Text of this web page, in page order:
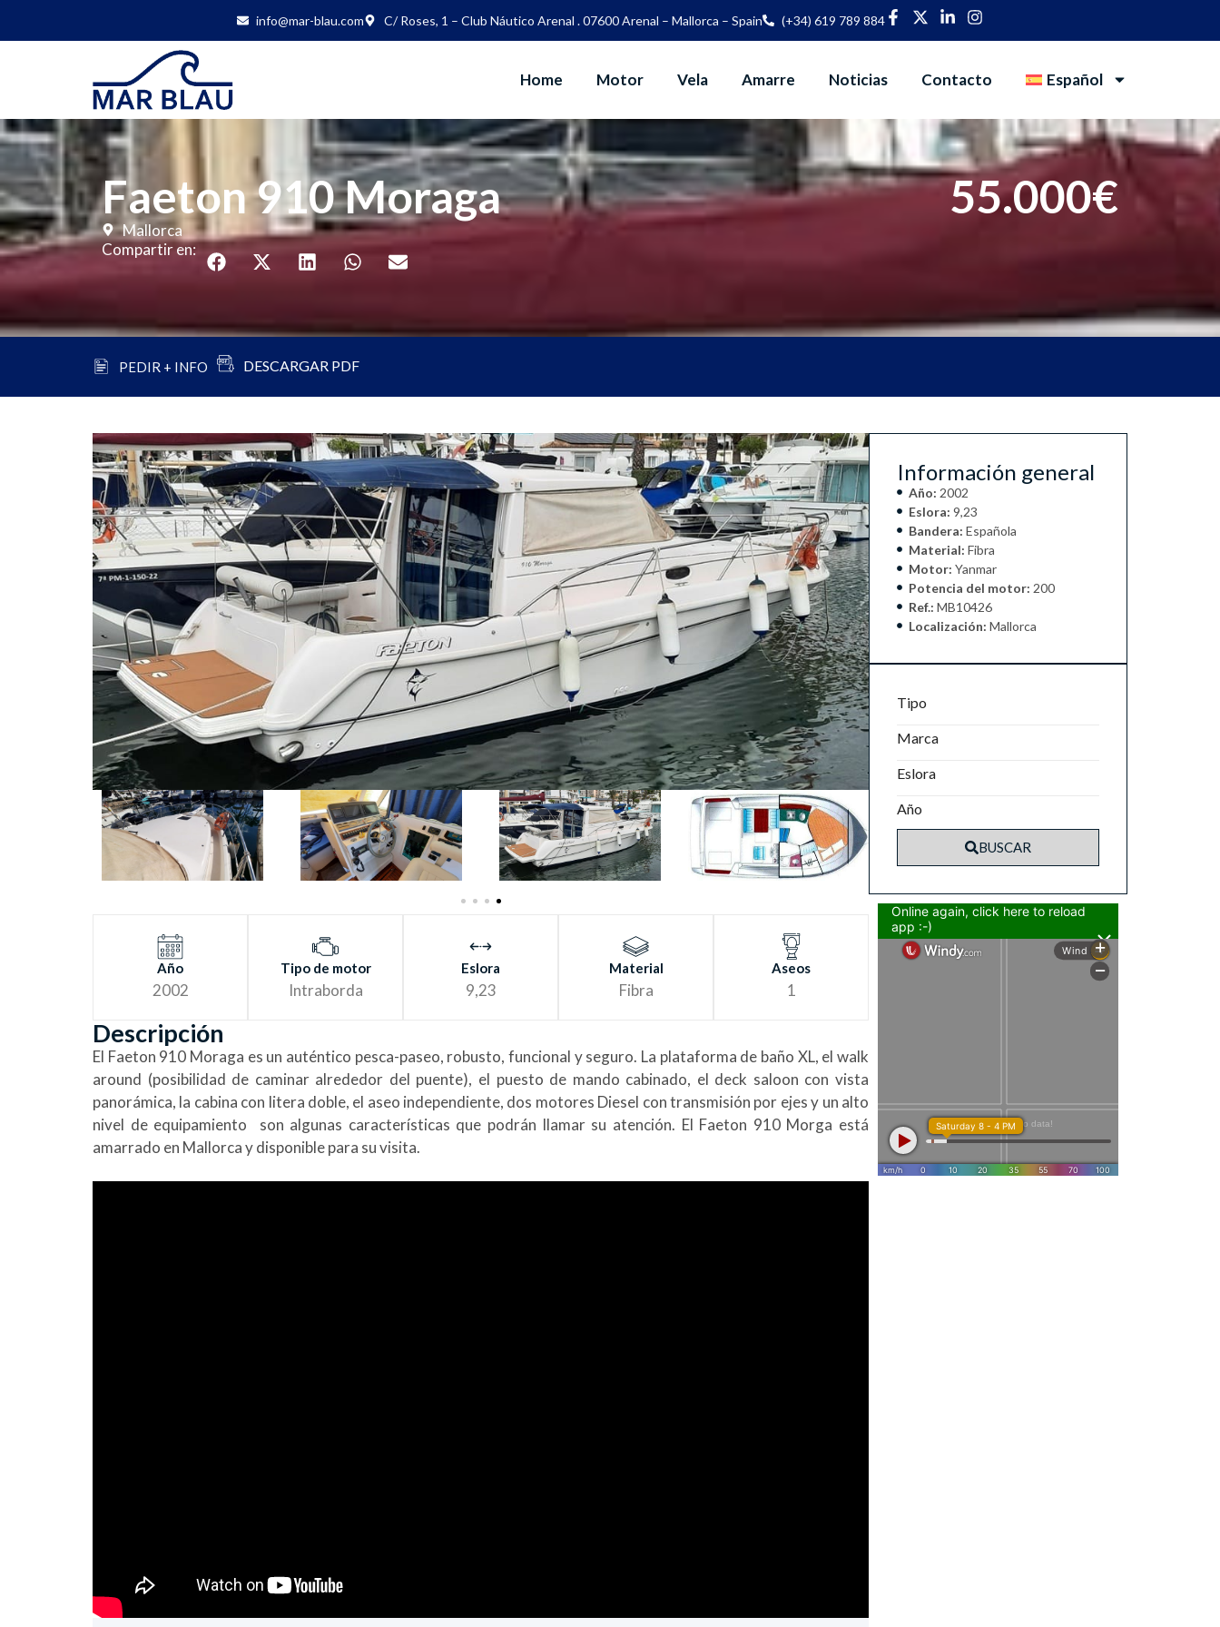
info@mar-blau.com C/ Roses, 1 – Club Náutico Arenal . 07600 Arenal – Mallorca – Spain (+34) 619 789 884
Home Motor Vela Amarre Noticias Contacto Español
Faeton 910 Moraga
Mallorca
Compartir en:
55.000€
PEDIR + INFO DESCARGAR PDF
Año
2002
Tipo de motor
Intraborda
Eslora
9,23
Material
Fibra
Aseos
1
Descripción
El Faeton 910 Moraga es un auténtico pesca-paseo, robusto, funcional y seguro. La plataforma de baño XL, el walk
around (posibilidad de caminar alrededor del puente), el puesto de mando cabinado, el deck saloon con vista
panorámica, la cabina con litera doble, el aseo independiente, dos motores Diesel con transmisión por ejes y un alto
nivel de equipamiento son algunas características que podrán llamar su atención. El Faeton 910 Morga está
amarrado en Mallorca y disponible para su visita.
Información general
Año: 2002
Eslora: 9,23
Bandera: Española
Material: Fibra
Motor: Yanmar
Potencia del motor: 200
Ref.: MB10426
Localización: Mallorca
Tipo
Marca
Eslora
Año
BUSCAR